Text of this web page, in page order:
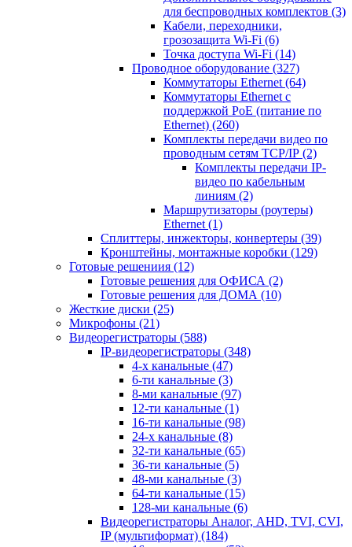
для беспроводных комплектов (3)
Кабели, переходники,
грозозащита Wi-Fi (6)
Точка доступа Wi-Fi (14)
Проводное оборудование (327)
Коммутаторы Ethernet (64)
Коммутаторы Ethernet с
поддержкой PoE (питание по
Ethernet) (260)
Комплекты передачи видео по
проводным сетям TCP/IP (2)
Комплекты передачи IP-
видео по кабельным
линиям (2)
Маршрутизаторы (роутеры)
Ethernet (1)
Сплиттеры, инжекторы, конвертеры (39)
Кронштейны, монтажные коробки (129)
Готовые решениия (12)
Готовые решения для ОФИСА (2)
Готовые решения для ДОМА (10)
Жесткие диски (25)
Микрофоны (21)
Видеорегистраторы (588)
IP-видеорегистраторы (348)
4-х канальные (47)
6-ти канальные (3)
8-ми канальные (97)
12-ти канальные (1)
16-ти канальные (98)
24-х канальные (8)
32-ти канальные (65)
36-ти канальные (5)
48-ми канальные (3)
64-ти канальные (15)
128-ми канальные (6)
Видеорегистраторы Аналог, AHD, TVI, CVI,
IP (мультиформат) (184)